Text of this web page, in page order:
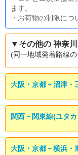
ます。
・お荷物の制限につ
▼その他の 神奈
(同一地域発着路線
大阪・京都－沼津・
関西－関東線(ユタ
大阪・京都－横浜・